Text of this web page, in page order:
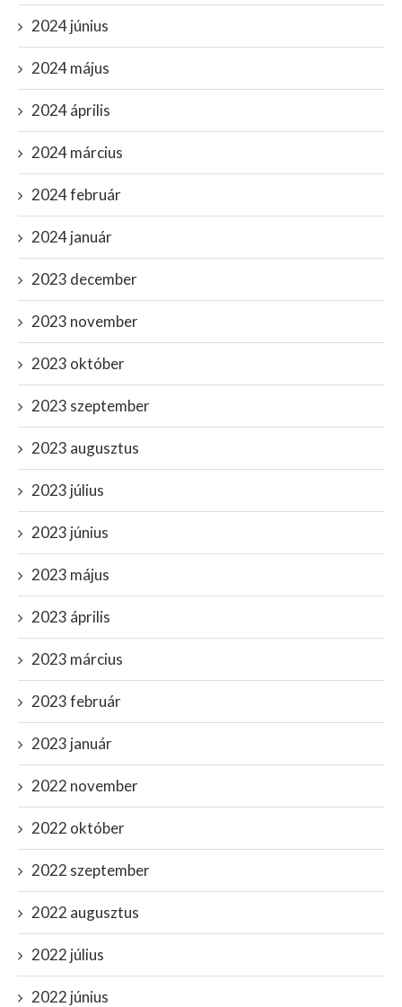
2024 június
2024 május
2024 április
2024 március
2024 február
2024 január
2023 december
2023 november
2023 október
2023 szeptember
2023 augusztus
2023 július
2023 június
2023 május
2023 április
2023 március
2023 február
2023 január
2022 november
2022 október
2022 szeptember
2022 augusztus
2022 július
2022 június